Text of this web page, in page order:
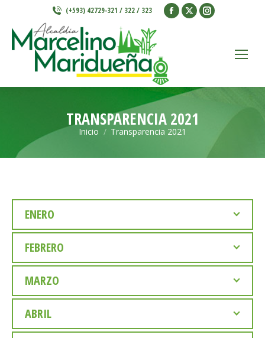
(+593) 42729-321 / 322 / 323
Facebook
window
X
window
Instagram
window
TRANSPARENCIA 2021
Estás aquí:
Inicio Transparencia 2021
ENERO
FEBRERO
MARZO
ABRIL